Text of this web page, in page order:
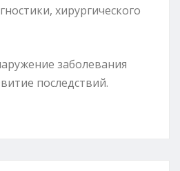
хирургического
заболевания
последствий.